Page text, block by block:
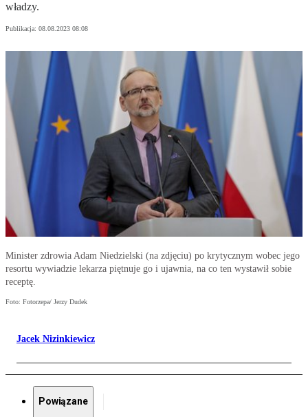
władzy.
Publikacja: 08.08.2023 08:08
Minister zdrowia Adam Niedzielski (na zdjęciu) po krytycznym wobec jego
resortu wywiadzie lekarza piętnuje go i ujawnia, na co ten wystawił sobie
receptę.
Foto: Fotorzepa/ Jerzy Dudek
Jacek Nizinkiewicz
Powiązane